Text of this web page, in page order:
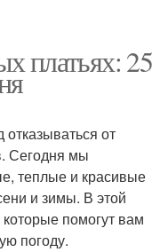
платьях: 25
от
Сегодня мы
теплые и красивые
и зимы. В этой
помогут вам
погоду.